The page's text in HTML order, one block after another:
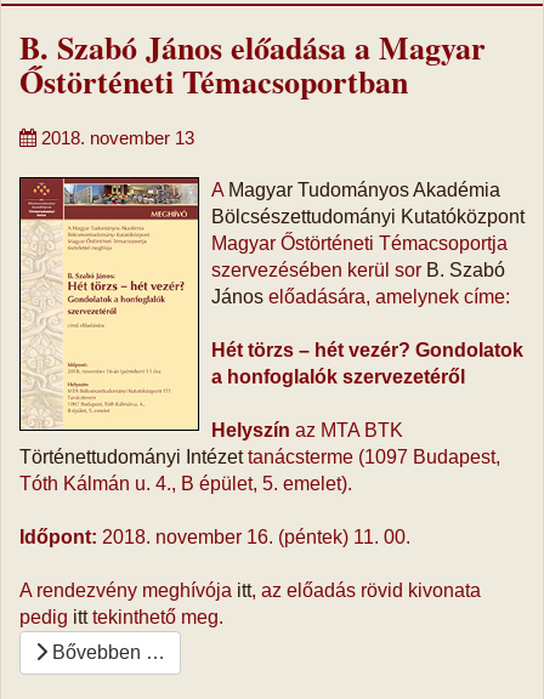
B. Szabó János előadása a Magyar
Őstörténeti Témacsoportban
2018. november 13
A Magyar Tudományos Akadémia
Bölcsészettudományi Kutatóközpont
Magyar Őstörténeti Témacsoportja
szervezésében kerül sor B. Szabó
János előadására, amelynek címe:
Hét törzs – hét vezér? Gondolatok
a honfoglalók szervezetéről
Helyszín az MTA BTK
Történettudományi Intézettanácsterme (1097 Budapest,
Tóth Kálmán u. 4., B épület, 5. emelet).
Időpont: 2018. november 16. (péntek) 11. 00.
A rendezvény meghívója itt, az előadás rövid kivonata
pedig itttekinthető meg.
Bővebben …